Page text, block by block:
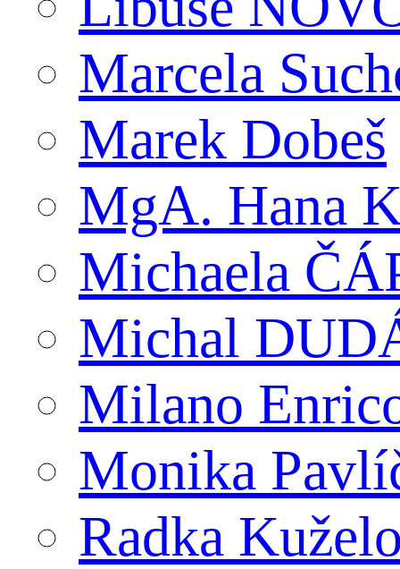
Marcela
Marek Dobeš
MgA. Hana
Michaela
Michal
Milano
Monika
Radka